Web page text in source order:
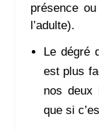
présence
l’adulte).
Le dégré
est plus
nos deux
que si